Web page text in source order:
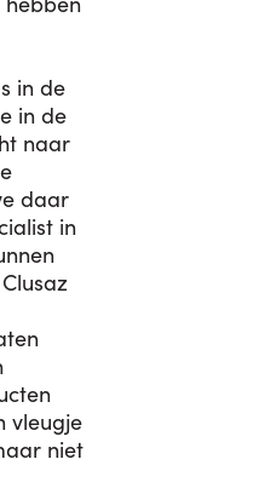
in de
in de
naar
daar
in
vleugje
niet